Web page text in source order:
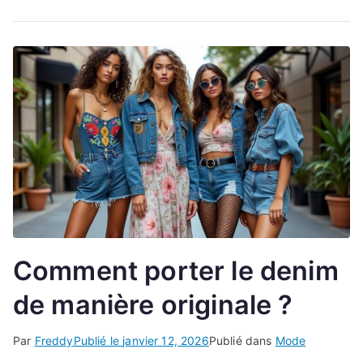
Comment porter le denim
de manière originale ?
Par FreddyPublié le janvier 12, 2026Publié dans Mode